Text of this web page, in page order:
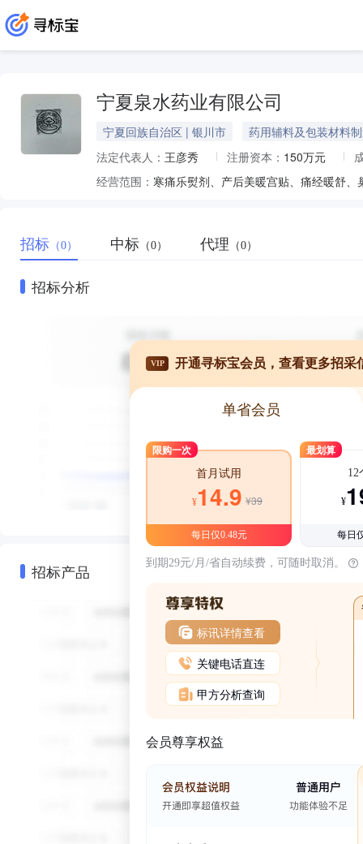
宁夏泉水药业有限公司
宁夏回族自治区 | 银川市
药用辅料及包装材料
法定代表人： 王彦秀 注册资本： 150万元
经营范围：
招标 （0） 中标 （0） 代理 （0）
招标分析
招标产品
VIP 开通寻标宝会员，查看更多招采
单省会员
限购一次
首月试用
¥14.9 ¥39
每日仅0.48元
最划算
12
¥
每日
到期29元/月/省自动续费，可随时取消。
标讯详情查看
关键电话直连
甲方分析查询
会员尊享权益